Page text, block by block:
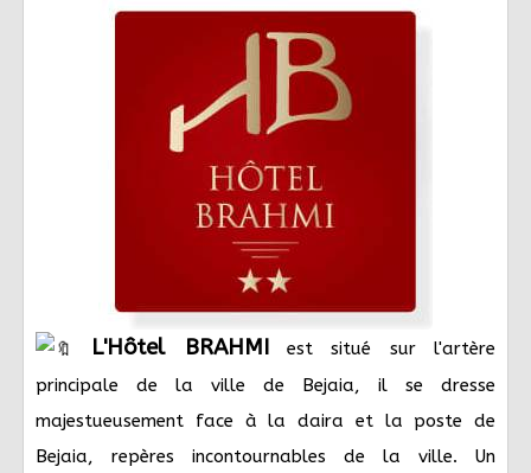
L'Hôtel BRAHMI est situé sur l'artère
principale de la ville de Bejaia, il se dresse
majestueusement face à la daira et la poste de
Bejaia, repères incontournables de la ville. Un